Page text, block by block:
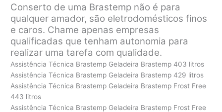
Conserto de uma Brastemp não é para
qualquer amador, são eletrodomésticos finos
e caros. Chame apenas empresas
qualificadas que tenham autonomia para
realizar uma tarefa com qualidade.
Assistência Técnica Brastemp Geladeira Brastemp 403 litros
Assistência Técnica Brastemp Geladeira Brastemp 429 litros
Assistência Técnica Brastemp Geladeira Brastemp Frost Free
443 litros
Assistência Técnica Brastemp Geladeira Brastemp Frost Free